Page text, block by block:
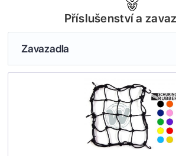
Příslušenství a
Zavazadla